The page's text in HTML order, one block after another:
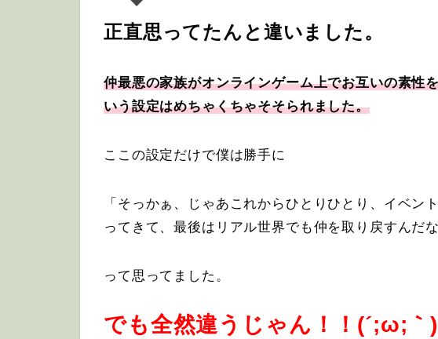
正直思ってたんと違いました。
仲最悪の家族がオンラインゲーム上でお互いの素性
いう設定はめちゃくちゃそそられました。
ここの設定だけで僕は勝手に
「そっかぁ、じゃあこれからひとりひとり、イベン
ってきて、最後はリアル世界でも仲を取り戻すんだな
って思ってました。
でも全然違うじゃん！！(´;ω;｀)